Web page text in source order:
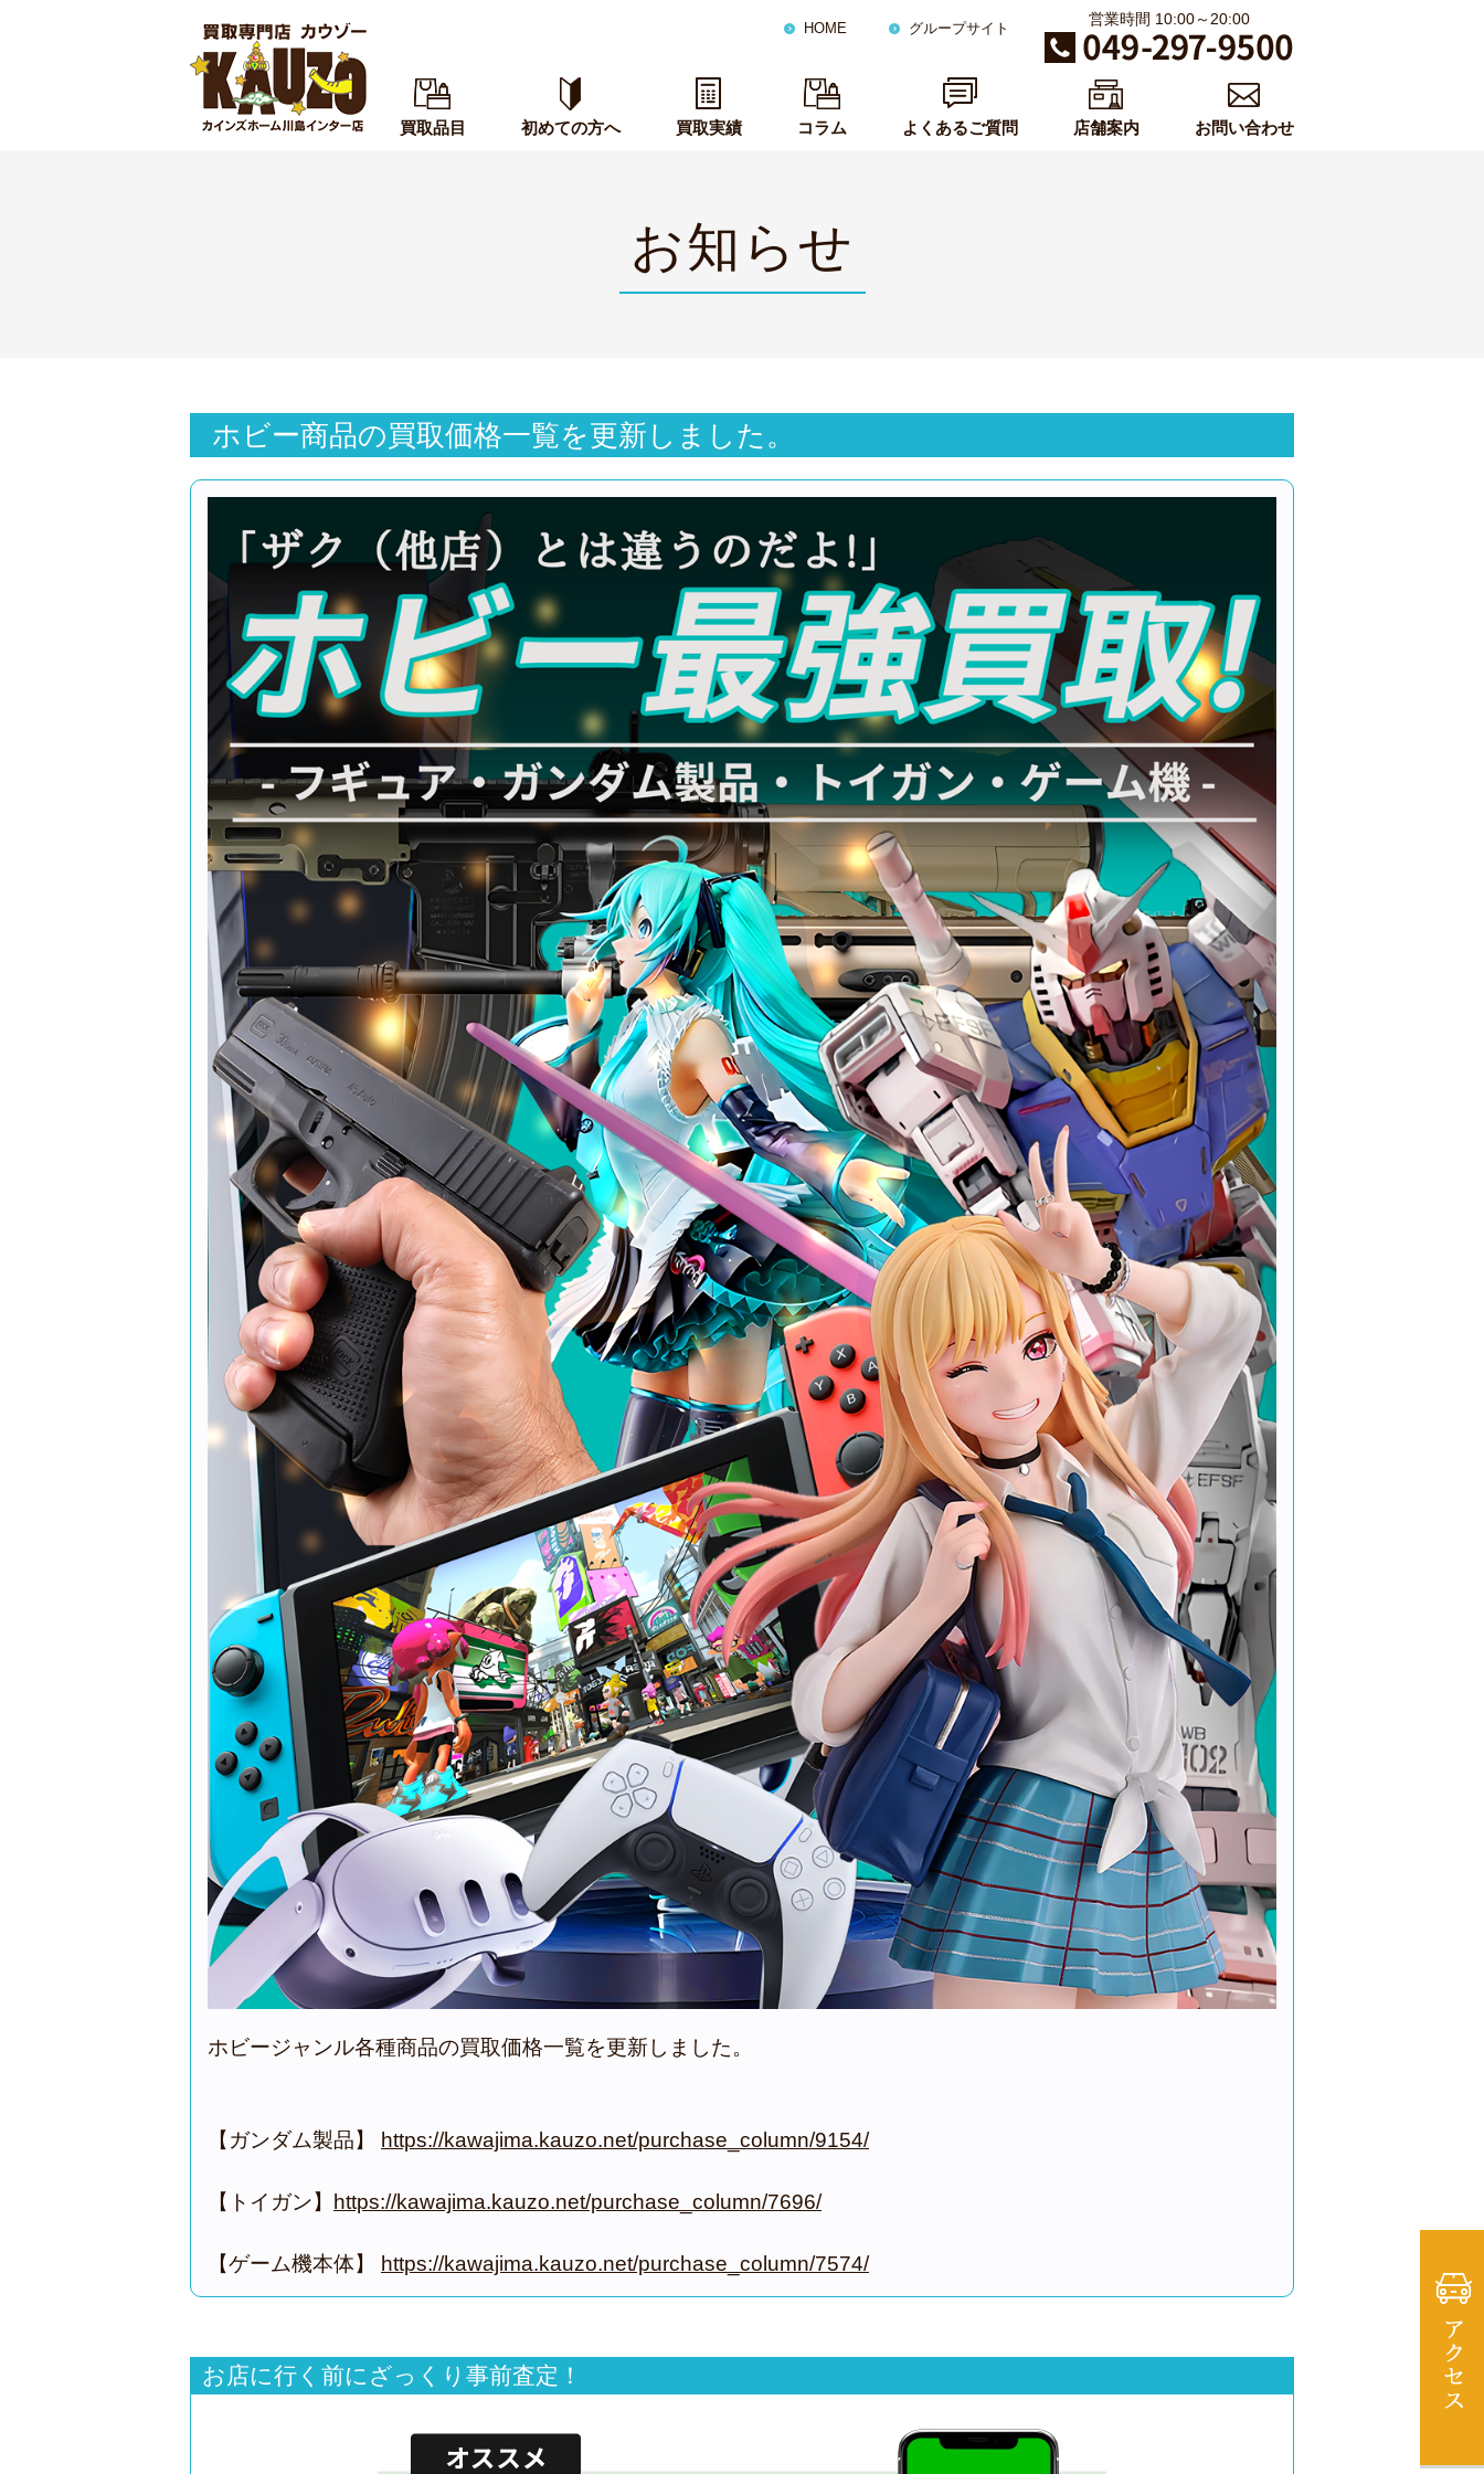
営業時間 10:00～20:00
HOME グループサイト
買取品目 初めての方へ 買取実績 コラム よくあるご質問 店舗案内 お問い合わせ
お知らせ
ホビー商品の買取価格一覧を更新しました。
ホビージャンル各種商品の買取価格一覧を更新しました。
【ガンダム製品】 https://kawajima.kauzo.net/purchase_column/9154/
【トイガン】 https://kawajima.kauzo.net/purchase_column/7696/
【ゲーム機本体】 https://kawajima.kauzo.net/purchase_column/7574/
お店に行く前にざっくり事前査定！